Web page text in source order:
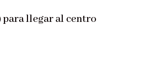
para llegar al centro